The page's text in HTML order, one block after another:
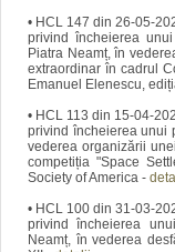
• HCL 147 din 26-05-
privind încheierea
Piatra Neamț, în
extraordinar în cadrul
Emanuel Elenescu,
• HCL 113 din 15-04-
privind încheierea unui
vederea organizării
competiția "Space
Society of America -
• HCL 100 din 31-03-
privind încheierea
Neamț, în vederea